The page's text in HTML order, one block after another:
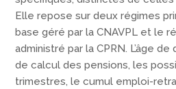
Elle repose sur deux régimes
base géré par la CNAVPL et le
administré par la CPRN. L’âge
de calcul des pensions, les
trimestres, le cumul emploi-